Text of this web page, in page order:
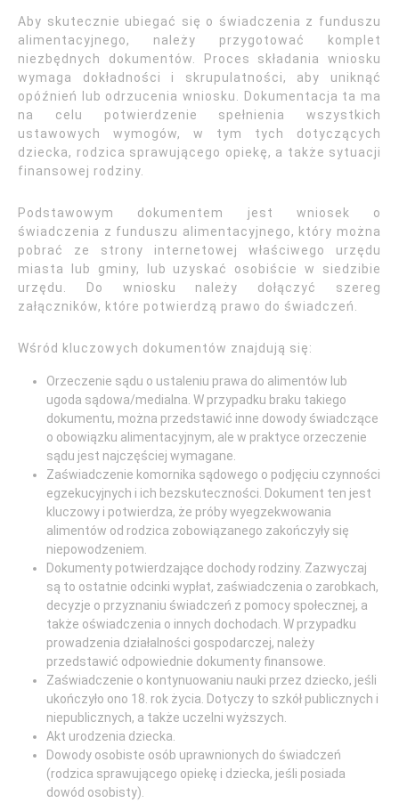
Aby skutecznie ubiegać się o świadczenia z funduszu
alimentacyjnego, należy przygotować komplet
niezbędnych dokumentów. Proces składania wniosku
wymaga dokładności i skrupulatności, aby uniknąć
opóźnień lub odrzucenia wniosku. Dokumentacja ta ma
na celu potwierdzenie spełnienia wszystkich
ustawowych wymogów, w tym tych dotyczących
dziecka, rodzica sprawującego opiekę, a także sytuacji
finansowej rodziny.
Podstawowym dokumentem jest wniosek o
świadczenia z funduszu alimentacyjnego, który można
pobrać ze strony internetowej właściwego urzędu
miasta lub gminy, lub uzyskać osobiście w siedzibie
urzędu. Do wniosku należy dołączyć szereg
załączników, które potwierdzą prawo do świadczeń.
Wśród kluczowych dokumentów znajdują się:
Orzeczenie sądu o ustaleniu prawa do alimentów lub
ugoda sądowa/medialna. W przypadku braku takiego
dokumentu, można przedstawić inne dowody świadczące
o obowiązku alimentacyjnym, ale w praktyce orzeczenie
sądu jest najczęściej wymagane.
Zaświadczenie komornika sądowego o podjęciu czynności
egzekucyjnych i ich bezskuteczności. Dokument ten jest
kluczowy i potwierdza, że próby wyegzekwowania
alimentów od rodzica zobowiązanego zakończyły się
niepowodzeniem.
Dokumenty potwierdzające dochody rodziny. Zazwyczaj
są to ostatnie odcinki wypłat, zaświadczenia o zarobkach,
decyzje o przyznaniu świadczeń z pomocy społecznej, a
także oświadczenia o innych dochodach. W przypadku
prowadzenia działalności gospodarczej, należy
przedstawić odpowiednie dokumenty finansowe.
Zaświadczenie o kontynuowaniu nauki przez dziecko, jeśli
ukończyło ono 18. rok życia. Dotyczy to szkół publicznych i
niepublicznych, a także uczelni wyższych.
Akt urodzenia dziecka.
Dowody osobiste osób uprawnionych do świadczeń
(rodzica sprawującego opiekę i dziecka, jeśli posiada
dowód osobisty).